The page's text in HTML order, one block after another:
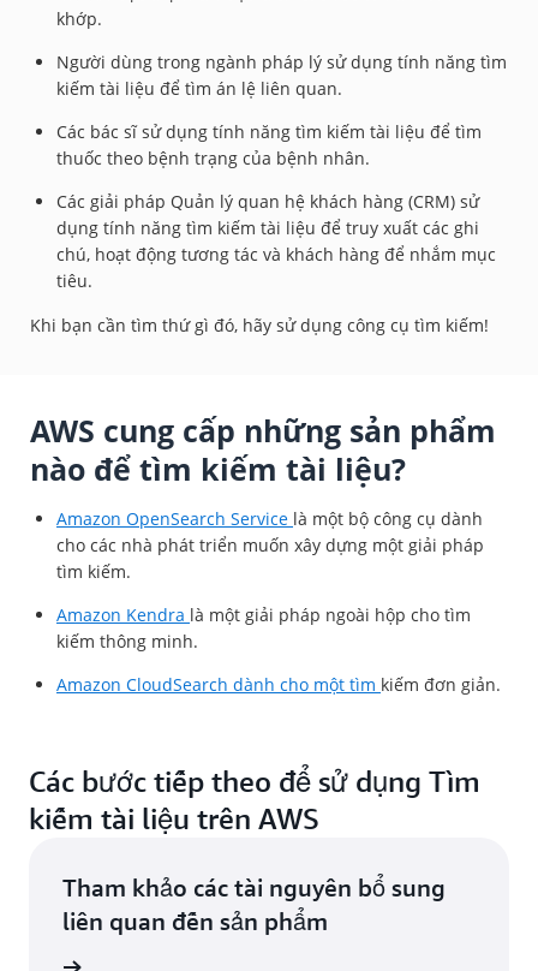
khớp.
Người dùng trong ngành pháp lý sử dụng tính năng tìm
kiếm tài liệu để tìm án lệ liên quan.
Các bác sĩ sử dụng tính năng tìm kiếm tài liệu để tìm
thuốc theo bệnh trạng của bệnh nhân.
Các giải pháp Quản lý quan hệ khách hàng (CRM) sử
dụng tính năng tìm kiếm tài liệu để truy xuất các ghi
chú, hoạt động tương tác và khách hàng để nhắm mục
tiêu.
Khi bạn cần tìm thứ gì đó, hãy sử dụng công cụ tìm kiếm!
AWS cung cấp những sản phẩm
nào để tìm kiếm tài liệu?
Amazon OpenSearch Service là một bộ công cụ dành
cho các nhà phát triển muốn xây dựng một giải pháp
tìm kiếm.
Amazon Kendra là một giải pháp ngoài hộp cho tìm
kiếm thông minh.
Amazon CloudSearch dành cho một tìm kiếm đơn giản.
Các bước tiếp theo để sử dụng Tìm
kiếm tài liệu trên AWS
Tham khảo các tài nguyên bổ sung
liên quan đến sản phẩm